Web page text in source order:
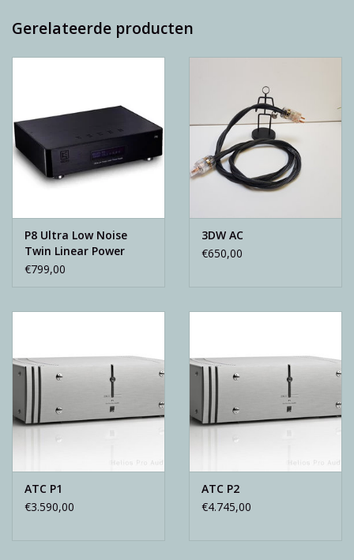
Gerelateerde producten
P8 Ultra Low Noise
Twin Linear Power
Supply
€799,00
3DW AC
€650,00
ATC P1
€3.590,00
ATC P2
€4.745,00